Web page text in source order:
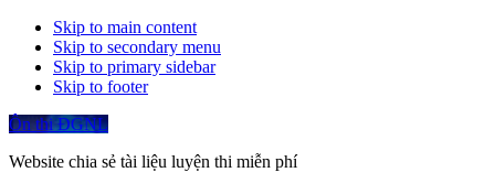
Skip to main content
Skip to secondary menu
Skip to primary sidebar
Skip to footer
Ôn thi ĐGNL
Website chia sẻ tài liệu luyện thi miễn phí